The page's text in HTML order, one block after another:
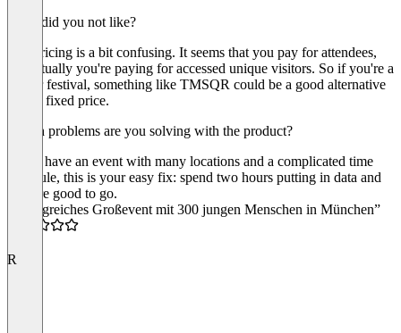
What did you not like?
The pricing is a bit confusing. It seems that you pay for attendees,
but actually you're paying for accessed unique visitors. So if you're a
bigger festival, something like TMSQR could be a good alternative
with a fixed price.
Which problems are you solving with the product?
If you have an event with many locations and a complicated time
schedule, this is your easy fix: spend two hours putting in data and
you are good to go.
“Erfolgreiches Großevent mit 300 jungen Menschen in München”
R